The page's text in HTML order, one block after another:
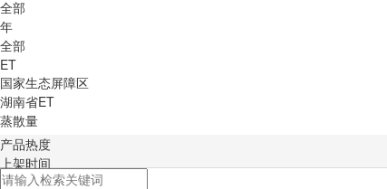
全部
年
全部
ET
国家生态屏障区
湖南省ET
蒸散量
产品热度
上架时间
积分排序